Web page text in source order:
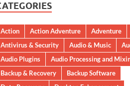
Action Action Adventure Adventure
Antivirus & Security
Audio & Music
Audio Plugins
Audio Processing and
Backup & Recovery
Backup Software